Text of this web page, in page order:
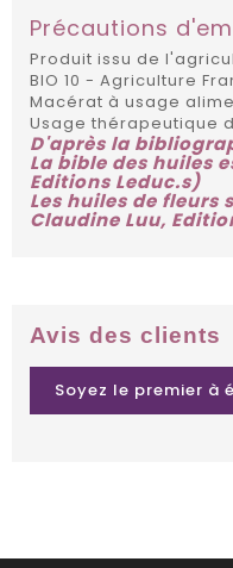
Précautions
Produit issu de
BIO 10 - Agriculture
Macérat à usage
Usage thérapeutique
D'après la
La bible des huiles
Editions Leduc.s)
Les huiles de fleurs
Claudine Luu,
Avis des clients
Soyez le premier à